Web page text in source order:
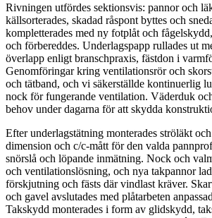
Rivningen utfördes sektionsvis: pannor och
källsorterades, skadad råspont byttes och
kompletterades med ny fotplåt och
och förbereddes. Underlagspapp rullades ut
överlapp enligt branschpraxis, fästdon i
Genomföringar kring ventilationsrör och
och tätband, och vi säkerställde kontinuerlig
nock för fungerande ventilation. Väderduk
behov under dagarna för att skydda
Efter underlagstätning monterades ströläkt
dimension och c/c-mått för den valda
snörslå och löpande inmätning. Nock och
och ventilationslösning, och nya takpannor
förskjutning och fästs där vindlast kräver.
och gavel avslutades med plåtarbeten
Takskydd monterades i form av glidskydd,